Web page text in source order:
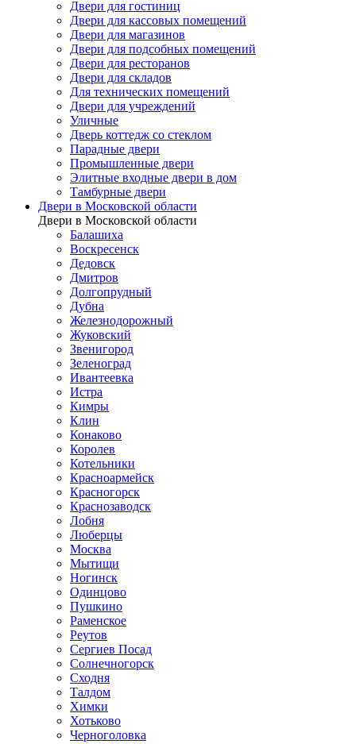
Двери для гостиниц
Двери для кассовых помещений
Двери для магазинов
Двери для подсобных помещений
Двери для ресторанов
Двери для складов
Для технических помещений
Двери для учреждений
Уличные
Дверь коттедж со стеклом
Парадные двери
Промышленные двери
Элитные входные двери в дом
Тамбурные двери
Двери в Московской области
Двери в Московской области
Балашиха
Воскресенск
Дедовск
Дмитров
Долгопрудный
Дубна
Железнодорожный
Жуковский
Звенигород
Зеленоград
Ивантеевка
Истра
Кимры
Клин
Конаково
Королев
Котельники
Красноармейск
Красногорск
Краснозаводск
Лобня
Люберцы
Москва
Мытищи
Ногинск
Одинцово
Пушкино
Раменское
Реутов
Сергиев Посад
Солнечногорск
Сходня
Талдом
Химки
Хотьково
Черноголовка